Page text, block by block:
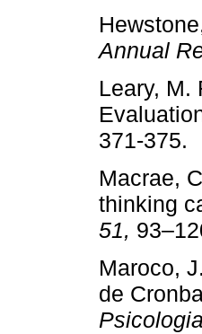
Annual
Leary, M.
371-375.
Macrae,
thinking
51,
Maroco,
de